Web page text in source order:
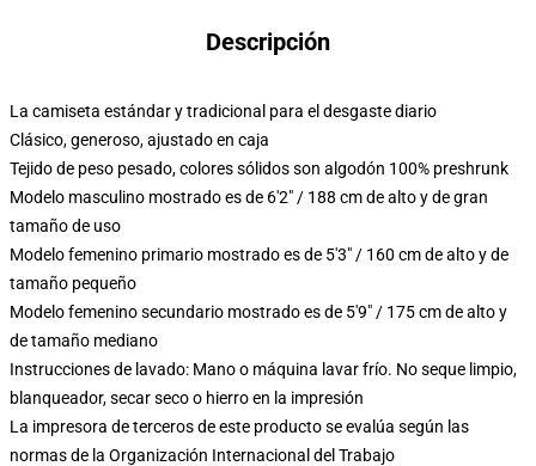
Descripción
La camiseta estándar y tradicional para el desgaste diario
Clásico, generoso, ajustado en caja
Tejido de peso pesado, colores sólidos son algodón 100% preshrunk
Modelo masculino mostrado es de 6'2" / 188 cm de alto y de gran
tamaño de uso
Modelo femenino primario mostrado es de 5'3" / 160 cm de alto y de
tamaño pequeño
Modelo femenino secundario mostrado es de 5'9" / 175 cm de alto y
de tamaño mediano
Instrucciones de lavado: Mano o máquina lavar frío. No seque limpio,
blanqueador, secar seco o hierro en la impresión
La impresora de terceros de este producto se evalúa según las
normas de la Organización Internacional del Trabajo